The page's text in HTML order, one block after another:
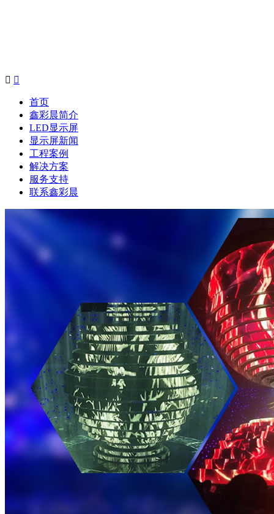
 
首页
鑫彩晨简介
LED显示屏
显示屏新闻
工程案例
解决方案
服务支持
联系鑫彩晨